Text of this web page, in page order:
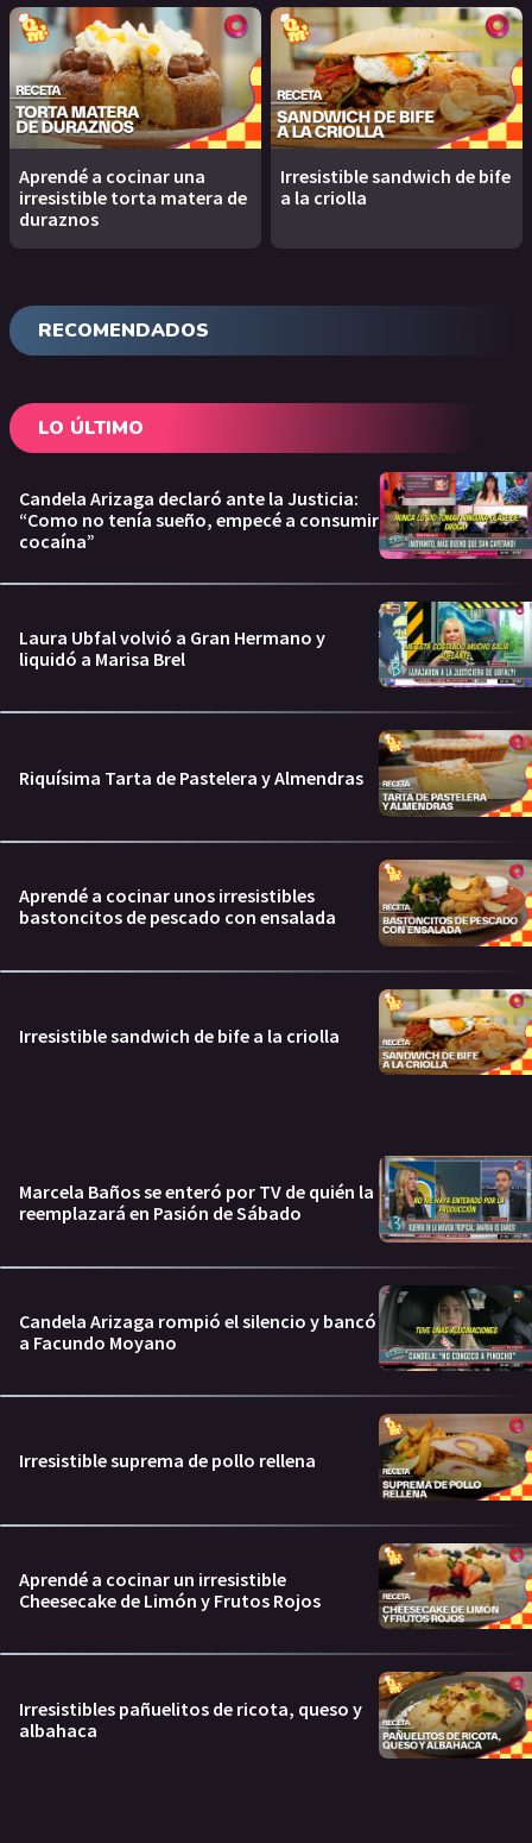
Aprendé a cocinar una
irresistible torta matera de
duraznos
Irresistible sandwich de bife
a la criolla
RECOMENDADOS
LO ÚLTIMO
Candela Arizaga declaró ante la Justicia:
“Como no tenía sueño, empecé a consumir
cocaína”
Laura Ubfal volvió a Gran Hermano y
liquidó a Marisa Brel
Riquísima Tarta de Pastelera y Almendras
Aprendé a cocinar unos irresistibles
bastoncitos de pescado con ensalada
Irresistible sandwich de bife a la criolla
Marcela Baños se enteró por TV de quién la
reemplazará en Pasión de Sábado
Candela Arizaga rompió el silencio y bancó
a Facundo Moyano
Irresistible suprema de pollo rellena
Aprendé a cocinar un irresistible
Cheesecake de Limón y Frutos Rojos
Irresistibles pañuelitos de ricota, queso y
albahaca